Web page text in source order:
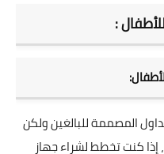
:
المصممة للبالغين ولكن
إذا كنت تخطط لشراء جهاز